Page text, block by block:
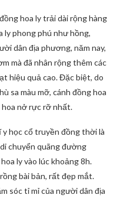
hoa ly trải dài rộng hàng
ly phong phú như hồng,
dân địa phương, năm nay,
mà đã nhân rộng thêm các
hiệu quả cao. Đặc biệt, do
sa màu mỡ, cánh đồng hoa
nở rực rỡ nhất.
học cổ truyền đồng thời là
chuyển quãng đường
ly vào lúc khoảng 8h.
bài bản, rất đẹp mắt.
sóc tỉ mỉ của người dân địa